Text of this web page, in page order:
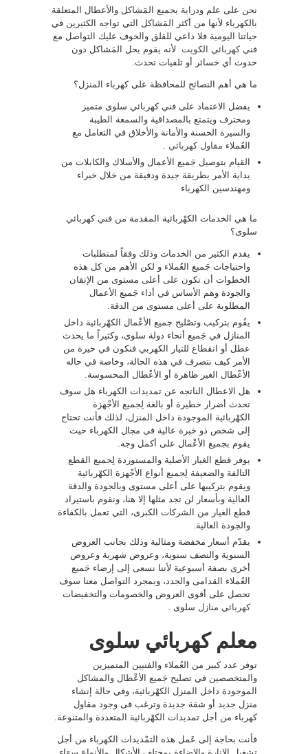
نحن على علم ودراية بجميع المَشاكل والأعطال المتعلقة
بالكهرباء لأنها من أكثر المَشاكل التي تواجه الكثيرين في
حياتنا اليومية فلا داعي للقلق والخوف عليك التواصل مع
فني كهربائي الكويت لأنه يقوم بحل المَشاكل دون
حدوث أي خسائر أو تلفيات تحدث.
ما هي أهم النصائح للمحافظة على كهرباء المنزل؟
يفضل الاعتماد على فني كهربائي سلوى متميز
ومحترف ويتمتع بالمصداقية والسمعة الطيبة
والسيرة الحسنة والأمانة والأخلاق في التعامل مع
العُملاء مقاول كهربائي
القيام بتوصيل جَميع الأعمال والأسلاك والكابلات من
بداية الأمر بطريقة جيدة ودقيقة من خلال خبراء
ومهندسين الكهرباء
ما هي الخدمات الكهْربائية المقدمة من فني كهربائي
سلوى؟
يقدم الكثير من الخدمات وذلك وفقاً لمتطلبات
واحتياجات جَميع العُملاء و لكن الأهم من كل هذه
الخطوات أن تكون على أعلى مستوى من الإتقان
والجودة وهم الأساس في أداء جَميع الأعمال
المطلوبة على أعلى مستوى من الدقة.
يقُوم بتركيب وتصْليح جميع الأعْمال الكهْربائية داخل
المنازل في جَميع أنحاء دولة سلوى، وكثيراً ما يحدث
عطل أو انقطاع للتيار الكهربي فنكون في حيرة من
الأمر كيف نتصرف في هذه الحالة، وخاصة في حاله
الأعْطال الغير ظاهرة أو الأعْطال المحسوسة.
هل الاعطال الناتجه عن تمديدات الكهرباء هل سوف
تحدث أضرار خطيرة أو بالغة لِجميع الأجْهزة
الكهْربائية الموجودة داخل المنزل، لذلك فأنت تحتاج
إلى شخص ذو خبرة عالية فى مجال الكهرباء حيث
يقوم بجميع الأعْمال على أكمل وجه.
يوفر قطع الغيار الأصلية والمستوردة لِجميع القطع
التالفة والضعيفة لِجميع أنواع الأجْهزة الكهْربائية
ويقوم بتركيبها على أعلى مستوى وبالجودة والدقة
العالية وبأسعار لن تجد مثلها إلا هنا، ونقوم باستيراد
قطع الغيار من الشركات الكبرى، التي تعمل بالكفاءة
والجودة العالية.
يقدّم أسعار مخفضة ومثالية وذلك بجانب العروض
السنوية والنصف سنوية، وعروض شهرية وعروض
أخرى بصفة أسبوعية لأننا نسعى إلى إرضاء جَميع
العُملاء القدامى والجدد، وبمجرد التواصل معنا سوف
تحصل على أقوى العروض والخصومات والتخفيضات
كهربائي منازل سلوى .
معلم كهربائي سلوى
توفر عدد كبير من العُملاء والفنيين المتميزين
والمتخصصين في تصليح جَميع الأعْطال والمشاكل
الموجودة داخل المنزل الكهْربائية، وفي حالة إنشاء
منزل جديد أو شقة جديدة وترغب فى وجود مقاول
كهرباء من أجل تمديدات الكهْربائية المتعددة والمتنوعة.
فأنت بحاجة إلى عَمل هذه التمْديدات الكهرباء من أجل